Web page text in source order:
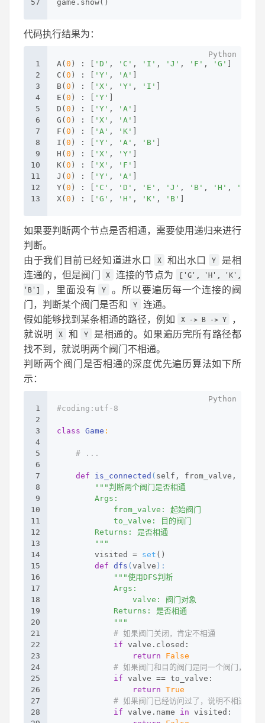
57
game.show()
代码执行结果为：
1
2
3
4
5
6
7
8
9
10
11
12
13
A(0 ) : [ 'D' , 'C' , 'I' , 'J' , 'F' , 'G' ]
C(0 ) : [ 'Y' , 'A' ]
B(0 ) : [ 'X' , 'Y' , 'I' ]
E(0 ) : [ 'Y' ]
D(0 ) : [ 'Y' , 'A' ]
G(0 ) : [ 'X' , 'A' ]
F(0 ) : [ 'A' , 'K' ]
I(0 ) : [ 'Y' , 'A' , 'B' ]
H(0 ) : [ 'X' , 'Y' ]
K(0 ) : [ 'X' , 'F' ]
J(0 ) : [ 'Y' , 'A' ]
Y(0 ) : [ 'C' , 'D' , 'E' , 'J' , 'B' , 'H' , 'I'
X(0 ) : [ 'G' , 'H' , 'K' , 'B' ]
如果要判断两个节点是否相通，需要使用递归来进行
判断。
由于我们目前已经知道进水口
X 和出水口 Y
是相
连通的，但是阀门
X 连接的节点为
['G', 'H', 'K',
'B']
，里面没有 Y
。所以要遍历每一个连接的阀
门，判断某个阀门是否和
Y 连通。
假如能够找到某条相通的路径，例如
X -> B -> Y
，
就说明
X 和 Y
是相通的。如果遍历完所有路径都
找不到，就说明两个阀门不相通。
判断两个阀门是否相通的深度优先遍历算法如下所
示：
1
2
3
4
5
6
7
8
9
10
11
12
13
14
15
16
17
18
19
20
21
22
23
24
25
26
27
28
#coding:utf-8
class Game :
# ...
def is_connected ( self, from_valve,
"""判断两个阀门是否相通
        Args:
            from_valve: 起始阀门
            to_valve: 目的阀门
        Returns: 是否相通
        """
        visited =
set ()
def dfs (valve ):
"""使用DFS判断
            Args:
                valve: 阀门对象
            Returns: 是否相通
            """
# 如果阀门关闭，肯定不相通
if valve.closed:
return
False
# 如果阀门和目的阀门是同一个阀门，说明
if valve == to_valve:
return True
# 如果阀门已经访问过了，说明不相通
if valve.name in visited: